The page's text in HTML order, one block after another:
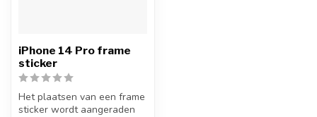
iPhone 14 Pro frame
sticker
Het plaatsen van een frame
sticker wordt aangeraden